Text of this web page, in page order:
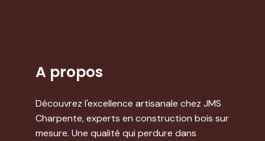
A propos
Découvrez l'excellence artisanale chez JMS
Charpente, experts en construction bois sur
mesure. Une qualité qui perdure dans